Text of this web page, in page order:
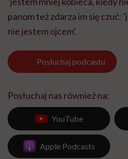
panom też zdarza im się czuć:
nie jestem ojcem’.
Posłuchaj podcastu
Posłuchaj nas również na:
YouTube
Apple Podcasts